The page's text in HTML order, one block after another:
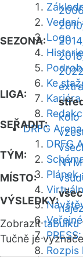
Logo
Historie
Ke
Kariéra
DRFG Arena
DRFG
Plánek
Rozpis
SEZONA:
LIGA:
SEŘADIT:
kolo
TÝM:
NYM
MÍSTO:
VÝSLEDKY:
Zobrazittabulku
Tučně je